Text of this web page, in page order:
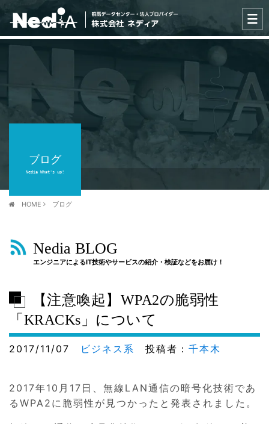
ブログ
Nedia What's up!
HOME ブログ
Nedia BLOG
エンジニアによるIT技術やサービスの紹介・検証などをお届け！
【注意喚起】WPA2の脆弱性
「KRACKs」について
2017/11/07 ビジネス系 投稿者： 千本木
2017年10月17日、無線LAN通信の暗号化技術であ
るWPA2に脆弱性が見つかったと発表されました。